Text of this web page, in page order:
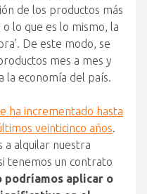
de los productos más
lo que es lo mismo, la
De este modo, se
mes a mes y
la economía del país.
ha incrementado hasta
veinticinco años.
a alquilar nuestra
tenemos un contrato
podríamos aplicar o